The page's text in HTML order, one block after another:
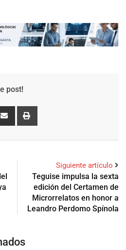
post!
Siguiente artículo
Teguise impulsa la sexta
edición del Certamen de
Microrrelatos en honor a
Leandro Perdomo Spínola